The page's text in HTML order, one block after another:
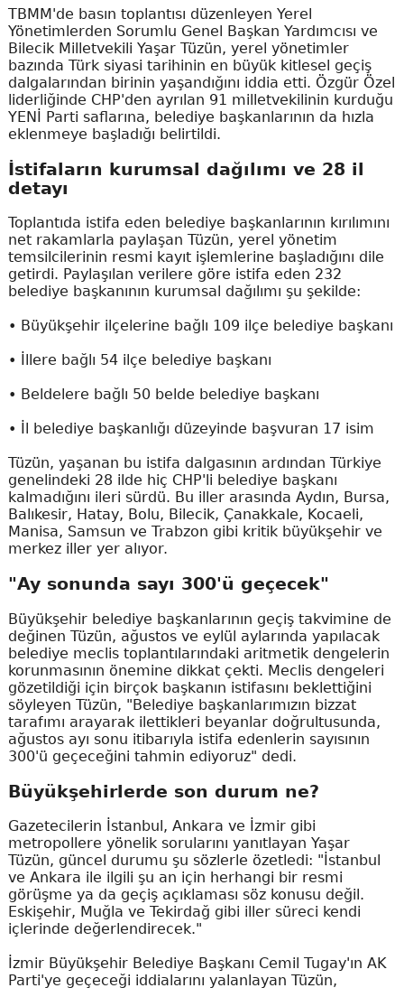
TBMM'de basın toplantısı düzenleyen Yerel
Yönetimlerden Sorumlu Genel Başkan Yardımcısı ve
Bilecik Milletvekili Yaşar Tüzün, yerel yönetimler
bazında Türk siyasi tarihinin en büyük kitlesel geçiş
dalgalarından birinin yaşandığını iddia etti. Özgür Özel
liderliğinde CHP'den ayrılan 91 milletvekilinin kurduğu
YENİ Parti saflarına, belediye başkanlarının da hızla
eklenmeye başladığı belirtildi.
İstifaların kurumsal dağılımı ve 28 il
detayı
Toplantıda istifa eden belediye başkanlarının kırılımını
net rakamlarla paylaşan Tüzün, yerel yönetim
temsilcilerinin resmi kayıt işlemlerine başladığını dile
getirdi. Paylaşılan verilere göre istifa eden 232
belediye başkanının kurumsal dağılımı şu şekilde:
• Büyükşehir ilçelerine bağlı 109 ilçe belediye başkanı
• İllere bağlı 54 ilçe belediye başkanı
• Beldelere bağlı 50 belde belediye başkanı
• İl belediye başkanlığı düzeyinde başvuran 17 isim
Tüzün, yaşanan bu istifa dalgasının ardından Türkiye
genelindeki 28 ilde hiç CHP'li belediye başkanı
kalmadığını ileri sürdü. Bu iller arasında Aydın, Bursa,
Balıkesir, Hatay, Bolu, Bilecik, Çanakkale, Kocaeli,
Manisa, Samsun ve Trabzon gibi kritik büyükşehir ve
merkez iller yer alıyor.
"Ay sonunda sayı 300'ü geçecek"
Büyükşehir belediye başkanlarının geçiş takvimine de
değinen Tüzün, ağustos ve eylül aylarında yapılacak
belediye meclis toplantılarındaki aritmetik dengelerin
korunmasının önemine dikkat çekti. Meclis dengeleri
gözetildiği için birçok başkanın istifasını beklettiğini
söyleyen Tüzün, "Belediye başkanlarımızın bizzat
tarafımı arayarak ilettikleri beyanlar doğrultusunda,
ağustos ayı sonu itibarıyla istifa edenlerin sayısının
300'ü geçeceğini tahmin ediyoruz" dedi.
Büyükşehirlerde son durum ne?
Gazetecilerin İstanbul, Ankara ve İzmir gibi
metropollere yönelik sorularını yanıtlayan Yaşar
Tüzün, güncel durumu şu sözlerle özetledi: "İstanbul
ve Ankara ile ilgili şu an için herhangi bir resmi
görüşme ya da geçiş açıklaması söz konusu değil.
Eskişehir, Muğla ve Tekirdağ gibi iller süreci kendi
içlerinde değerlendirecek."
İzmir Büyükşehir Belediye Başkanı Cemil Tugay'ın AK
Parti'ye geçeceği iddialarını yalanlayan Tüzün,